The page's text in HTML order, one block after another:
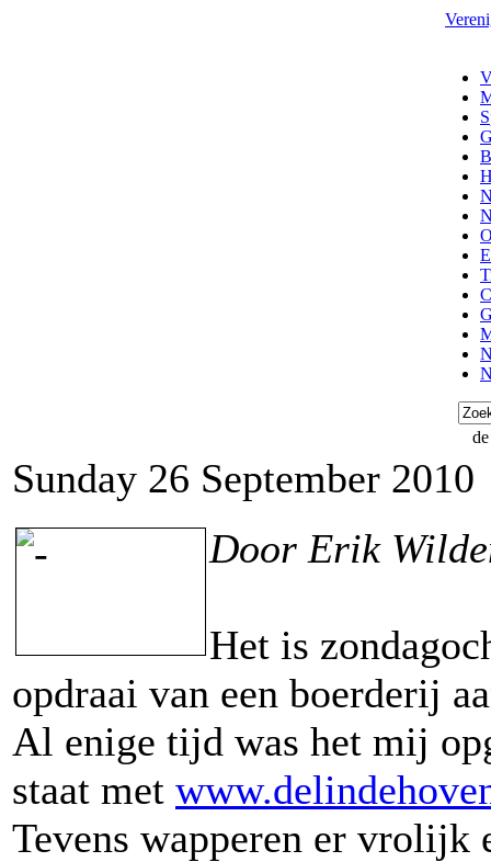
Sunday 26 September 2010
Door Erik
Het is
opdraai van een boerderij
Al enige tijd was het mij
staat met
Tevens wapperen er vrolijk